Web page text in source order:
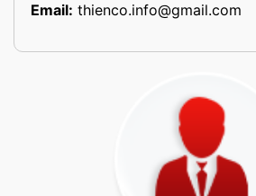
Email: thienco.info@gmail.com